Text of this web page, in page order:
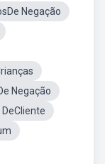
Negação
Negação
DeCliente